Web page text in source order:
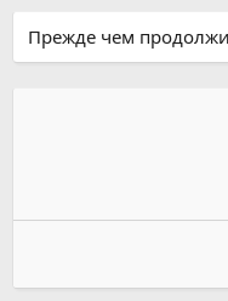
Прежде чем